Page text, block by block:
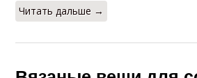
Читать дальше →